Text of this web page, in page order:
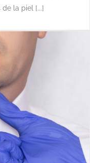
la piel [...]